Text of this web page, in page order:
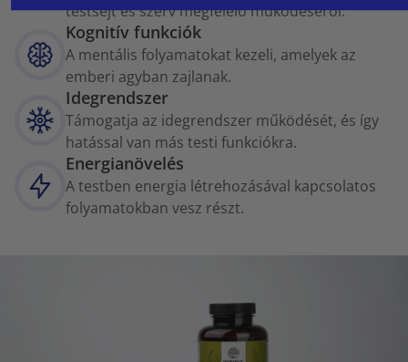
testsejt és szerv megfelelő működéséről.
Kognitív funkciók
A mentális folyamatokat kezeli, amelyek az
emberi agyban zajlanak.
Idegrendszer
Támogatja az idegrendszer működését, és így
hatással van más testi funkciókra.
Energianövelés
A testben energia létrehozásával kapcsolatos
folyamatokban vesz részt.